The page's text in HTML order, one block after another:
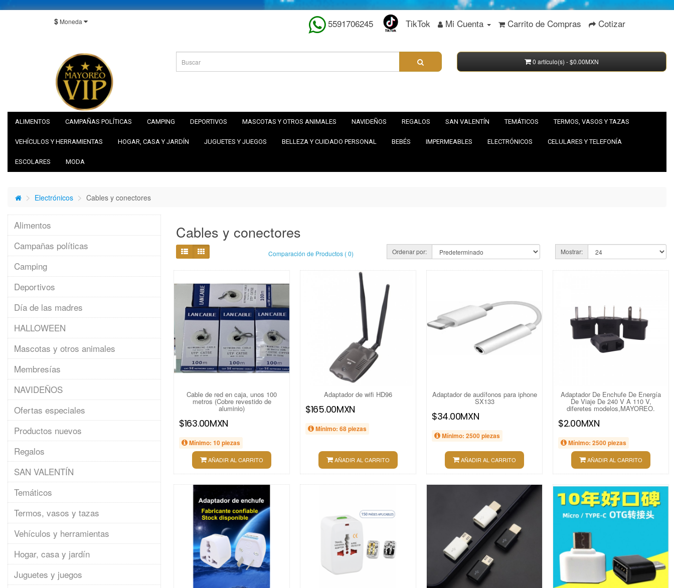
$ Moneda 5591706245 TikTok Mi Cuenta Carrito de Compras Cotizar
0 artículo(s) - $0.00MXN
ALIMENTOS CAMPAÑAS POLÍTICAS CAMPING DEPORTIVOS MASCOTAS Y OTROS ANIMALES NAVIDEÑOS REGALOS SAN VALENTÍN TEMÁTICOS TERMOS, VASOS Y TAZAS
VEHÍCULOS Y HERRAMIENTAS HOGAR, CASA Y JARDÍN JUGUETES Y JUEGOS BELLEZA Y CUIDADO PERSONAL BEBÉS IMPERMEABLES ELECTRÓNICOS CELULARES Y TELEFONÍA
ESCOLARES MODA
Electrónicos Cables y conectores
Alimentos
Campañas políticas
Camping
Deportivos
Día de las madres
HALLOWEEN
Mascotas y otros animales
Membresías
NAVIDEÑOS
Ofertas especiales
Productos nuevos
Regalos
SAN VALENTÍN
Temáticos
Termos, vasos y tazas
Vehículos y herramientas
Hogar, casa y jardín
Juguetes y juegos
Cables y conectores
Comparación de Productos ( 0) Ordenar por: Mostrar:
Cable de red en caja, unos 100
metros (Cobre revestido de
aluminio)
$163.00MXN
Mínimo: 10 piezas
AÑADIR AL CARRITO
Adaptador de wifi HD96
$165.00MXN
Mínimo: 68 piezas
AÑADIR AL CARRITO
Adaptador de audífonos para iphone
SX133
$34.00MXN
Mínimo: 2500 piezas
AÑADIR AL CARRITO
Adaptador De Enchufe De Energía
De Viaje De 240 V A 110 V,
diferetes modelos,MAYOREO.
$2.00MXN
Mínimo: 2500 piezas
AÑADIR AL CARRITO